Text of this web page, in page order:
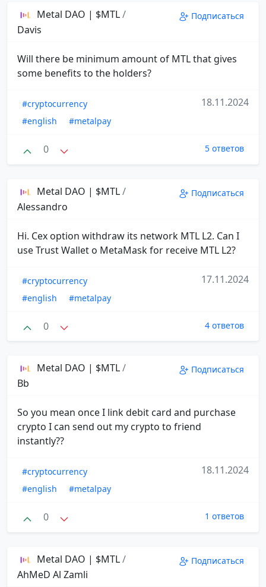
Metal DAO | $MTL/
Davis
Подписаться
Will there be minimum amount of MTL that gives
some benefits to the holders?
#cryptocurrency
#english
#metalpay
18.11.2024
0 5 ответов
Metal DAO | $MTL/
Alessandro
Подписаться
Hi. Cex option withdraw its network MTL L2. Can I
use Trust Wallet o MetaMask for receive MTL L2?
#cryptocurrency
#english
#metalpay
17.11.2024
0 4 ответов
Metal DAO | $MTL/
Bb
Подписаться
So you mean once I link debit card and purchase
crypto I can send out my crypto to friend
instantly??
#cryptocurrency
#english
#metalpay
18.11.2024
0 1 ответов
Metal DAO | $MTL/
AhMeD Al Zamli
Подписаться